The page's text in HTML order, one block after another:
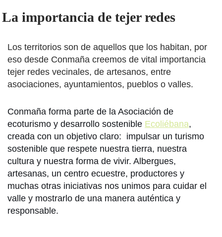
La importancia de tejer redes
Los territorios son de aquellos que los habitan, por
eso desde Conmaña creemos de vital importancia
tejer redes vecinales, de artesanos, entre
asociaciones, ayuntamientos, pueblos o valles.
Conmaña forma parte de la Asociación de
ecoturismo y desarrollo sostenible Ecoliébana,
creada con un objetivo claro: impulsar un turismo
sostenible que respete nuestra tierra, nuestra
cultura y nuestra forma de vivir. Albergues,
artesanas, un centro ecuestre, productores y
muchas otras iniciativas nos unimos para cuidar el
valle y mostrarlo de una manera auténtica y
responsable.